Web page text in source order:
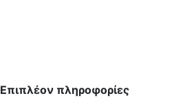
Επιπλέον πληροφορίες